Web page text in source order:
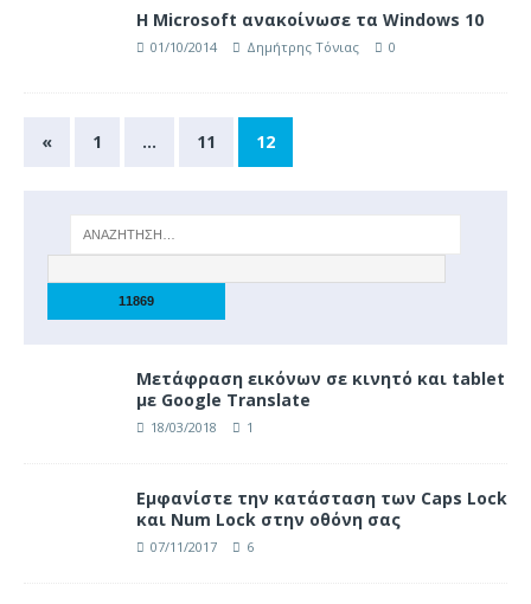
Η Microsoft ανακοίνωσε τα Windows 10
01/10/2014 Δημήτρης Τόνιας 0
« 1 … 11 12
Μετάφραση εικόνων σε κινητό και tablet
με Google Translate
18/03/2018 1
Eμφανίστε την κατάσταση των Caps Lock
και Num Lock στην οθόνη σας
07/11/2017 6